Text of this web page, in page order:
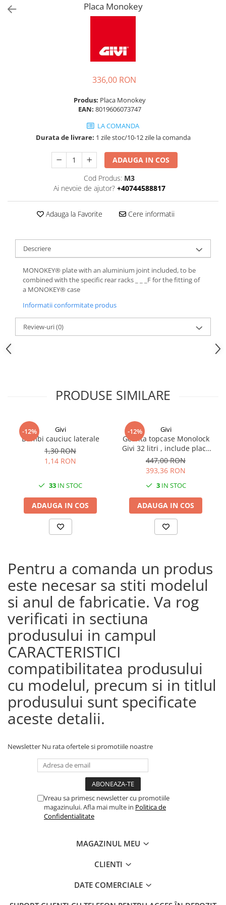
Placa Monokey
336,00 RON
Produs: Placa Monokey
EAN: 8019606073747
LA COMANDA
Durata de livrare: 1 zile stoc/10-12 zile la comanda
ADAUGA IN COS
Cod Produs: M3
Ai nevoie de ajutor? +40744588817
Adauga la Favorite Cere informatii
Descriere
MONOKEY® plate with an aluminium joint included, to be
combined with the specific rear racks _ _ _F for the fitting of
a MONOKEY® case
Informatii conformitate produs
Review-uri(0)
PRODUSE SIMILARE
-12% Givi
Bumbi cauciuc laterale
1,30 RON
1,14 RON
33 IN STOC
ADAUGA IN COS
-12% Givi
Geanta topcase Monolock
Givi 32 litri , include placa
universala
447,00 RON
393,36 RON
3IN STOC
ADAUGA IN COS
Pentru a comanda un produs
este necesar sa stiti modelul
si anul de fabricatie. Va rog
verificati in sectiuna
produsului in campul
CARACTERISTICI
compatibilitatea produsului
cu modelul, precum si in titlul
produsului sunt specificate
aceste detalii.
Newsletter Nu rata ofertele si promotiile noastre
Vreau sa primesc newsletter cu promotiile
magazinului. Afla mai multe in Politica de
Confidentialitate
MAGAZINUL MEU
CLIENTI
DATE COMERCIALE